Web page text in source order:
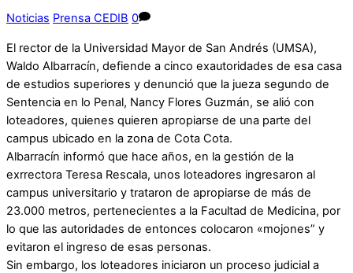
Noticias Prensa CEDIB 0
El rector de la Universidad Mayor de San Andrés (UMSA),
Waldo Albarracín, defiende a cinco exautoridades de esa casa
de estudios superiores y denunció que la jueza segundo de
Sentencia en lo Penal, Nancy Flores Guzmán, se alió con
loteadores, quienes quieren apropiarse de una parte del
campus ubicado en la zona de Cota Cota.
Albarracín informó que hace años, en la gestión de la
exrrectora Teresa Rescala, unos loteadores ingresaron al
campus universitario y trataron de apropiarse de más de
23.000 metros, pertenecientes a la Facultad de Medicina, por
lo que las autoridades de entonces colocaron «mojones” y
evitaron el ingreso de esas personas.
Sin embargo, los loteadores iniciaron un proceso judicial a